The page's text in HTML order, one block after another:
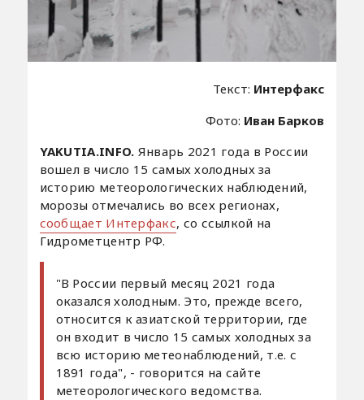
Текст: Интерфакс
Фото: Иван Барков
YAKUTIA.INFO. Январь 2021 года в России
вошел в число 15 самых холодных за
историю метеорологических наблюдений,
морозы отмечались во всех регионах,
сообщает Интерфакс, со ссылкой на
Гидрометцентр РФ.
"В России первый месяц 2021 года
оказался холодным. Это, прежде всего,
относится к азиатской территории, где
он входит в число 15 самых холодных за
всю историю метеонаблюдений, т.е. с
1891 года", - говорится на сайте
метеорологического ведомства.